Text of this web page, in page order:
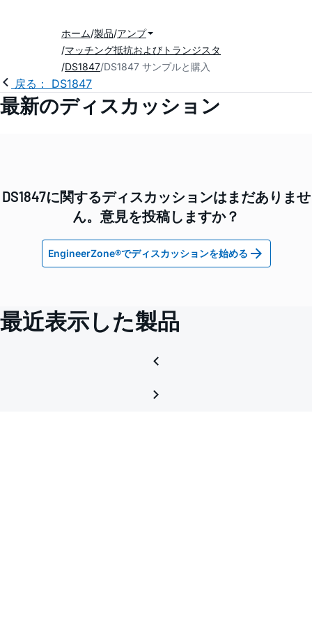
ホーム 製品 アンプ
マッチング抵抗およびトランジスタ
DS1847 DS1847 サンプルと購入
戻る： DS1847
最新のディスカッション
DS1847に関するディスカッションはまだありませ
ん。意見を投稿しますか？
EngineerZone®でディスカッションを始める
最近表示した製品